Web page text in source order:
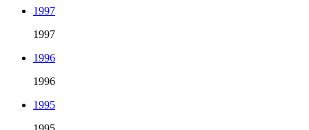
1997
1997
1996
1996
1995